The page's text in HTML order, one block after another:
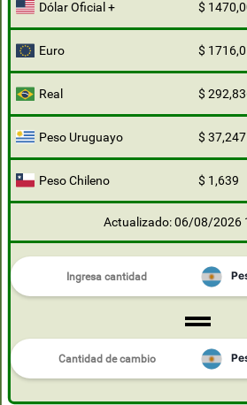
Dólar Oficial + $
Euro $
Real $
Peso Uruguayo $ 37,247
Peso Chileno $ 1,639
Actualizado: 06/08/2026